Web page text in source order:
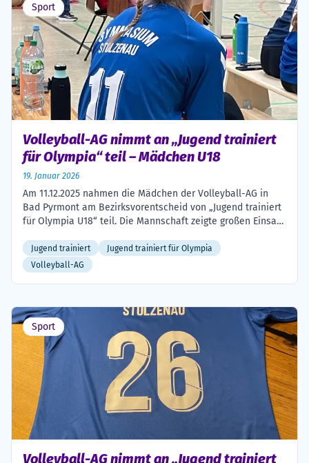
Sport
Volleyball-AG nimmt an „Jugend trainiert
für Olympia“ teil – Mädchen U18
19. Januar 2026
Am 11.12.2025 nahmen die Mädchen der Volleyball-AG in
Bad Pyrmont am Bezirksvorentscheid von „Jugend trainiert
für Olympia U18“ teil. Die Mannschaft zeigte großen Einsatz,
zu entscheiden. Die Spielerinnen unterstützten sich
gegenseitig, wodurch eine sehr gute Stimmung entstand.
Obwohl die Volleyball-AG erst seit etwa einem halben […]
Jugend trainiert
Jugend trainiert für Olympia
Volleyball-AG
Sport
Volleyball-AG nimmt an „Jugend trainiert